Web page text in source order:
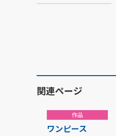
関連ページ
作品
ワンピース